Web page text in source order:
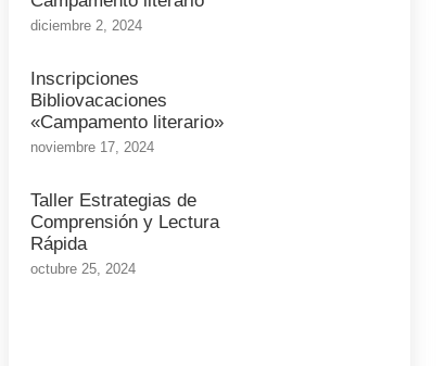
diciembre 2, 2024
Inscripciones
Bibliovacaciones
«Campamento literario»
noviembre 17, 2024
Taller Estrategias de
Comprensión y Lectura
Rápida
octubre 25, 2024